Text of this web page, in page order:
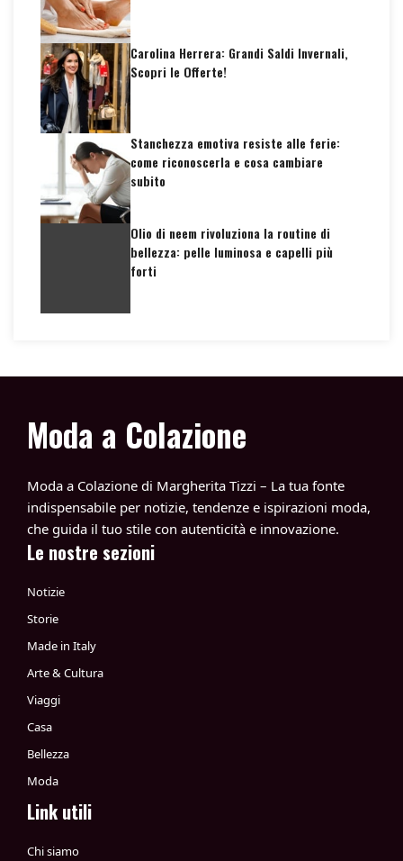
Carolina Herrera: Grandi Saldi Invernali,
Scopri le Offerte!
Stanchezza emotiva resiste alle ferie:
come riconoscerla e cosa cambiare
subito
Olio di neem rivoluziona la routine di
bellezza: pelle luminosa e capelli più
forti
Moda a Colazione
Moda a Colazione di Margherita Tizzi – La tua fonte
indispensabile per notizie, tendenze e ispirazioni moda,
che guida il tuo stile con autenticità e innovazione.
Le nostre sezioni
Notizie
Storie
Made in Italy
Arte & Cultura
Viaggi
Casa
Bellezza
Moda
Link utili
Chi siamo